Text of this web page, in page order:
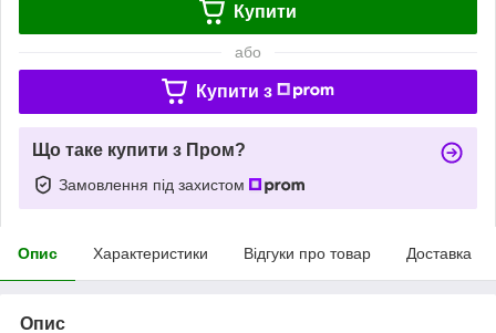
Купити
або
Купити з
Що таке купити з Пром?
Замовлення під захистом
Опис Характеристики Відгуки про товар Доставка
Опис